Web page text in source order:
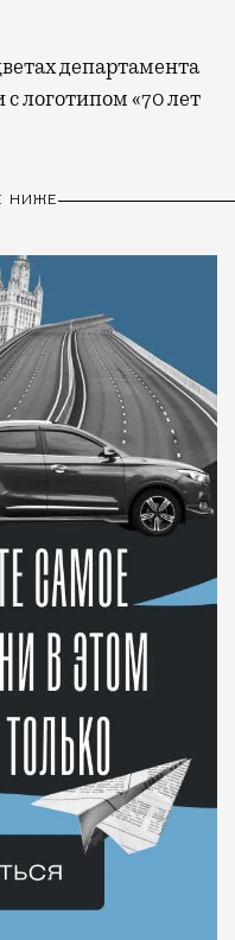
департамента
логотипом «70 лет
НИЖЕ